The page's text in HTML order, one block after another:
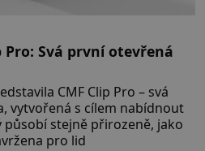
Pro: Svá první otevřená
CMF Clip Pro – svá
vytvořená s cílem nabídnout
stejně přirozeně, jako
pro lid